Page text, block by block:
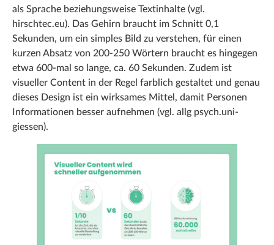
als Sprache beziehungsweise Textinhalte (vgl.
hirschtec.eu). Das Gehirn braucht im Schnitt 0,1
Sekunden, um ein simples Bild zu verstehen, für einen
kurzen Absatz von 200-250 Wörtern braucht es hingegen
etwa 600-mal so lange, ca. 60 Sekunden. Zudem ist
visueller Content in der Regel farblich gestaltet und genau
dieses Design ist ein wirksames Mittel, damit Personen
Informationen besser aufnehmen (vgl. allg psych.uni-
giessen).